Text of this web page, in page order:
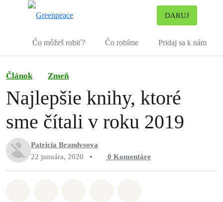
DARUJ
Čo môžeš robiť? Čo robíme Pridaj sa k nám
Článok Zmeň
Najlepšie knihy, ktoré
sme čítali v roku 2019
Patricia Brandysova
22 januára, 2020
• 0 Komentáre